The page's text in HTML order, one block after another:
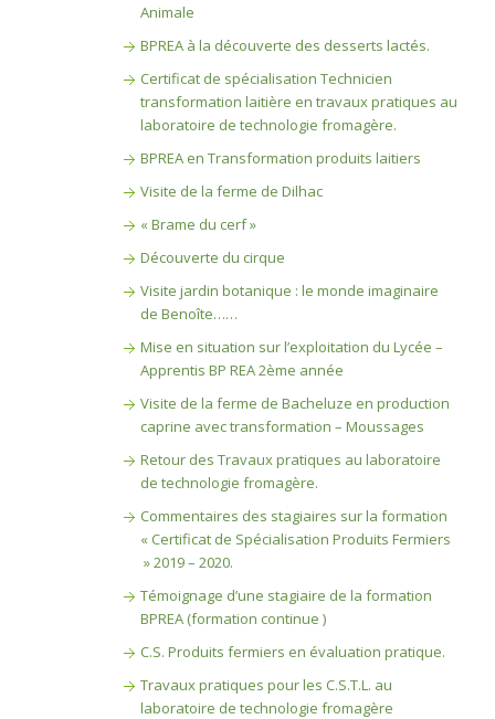
Animale
BPREA à la découverte des desserts lactés.
Certificat de spécialisation Technicien
transformation laitière en travaux pratiques au
laboratoire de technologie fromagère.
BPREA en Transformation produits laitiers
Visite de la ferme de Dilhac
« Brame du cerf »
Découverte du cirque
Visite jardin botanique : le monde imaginaire
de Benoîte……
Mise en situation sur l’exploitation du Lycée –
Apprentis BP REA 2ème année
Visite de la ferme de Bacheluze en production
caprine avec transformation – Moussages
Retour des Travaux pratiques au laboratoire
de technologie fromagère.
Commentaires des stagiaires sur la formation
« Certificat de Spécialisation Produits Fermiers
» 2019 – 2020.
Témoignage d’une stagiaire de la formation
BPREA (formation continue )
C.S. Produits fermiers en évaluation pratique.
Travaux pratiques pour les C.S.T.L. au
laboratoire de technologie fromagère